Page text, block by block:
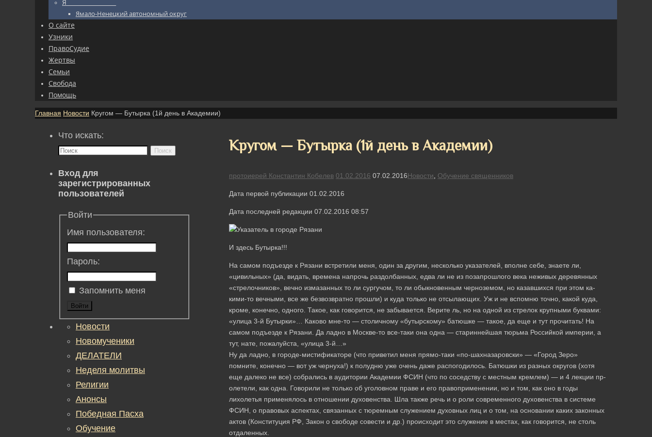
Я_________________
Ямало-Ненецкий автономный округ
О сайте
Узники
ПравоСудие
Жертвы
Семьи
Свобода
Помощь
Главная Новости Кругом — Бутырка (1й день в Академии)
Кругом — Бутырка (1й день в Академии)
протоиерей Константин Кобелев 01.02.2016 07.02.2016Новости Обучение священников
Дата первой публикации 01.02.2016
Дата последней редакции 07.02.2016 08:57
И здесь Бутырка!!!
На самом подъезде к Рязани встретили­ меня, один за другим, несколько указате­лей, вполне себе, знаете ли,
«цивильных»­ (да, видать, времена напрочь раздолбанн­ых, едва ли не из позапрошлого века нежи­вых деревянных
«стрелочников», вечно изм­азанных то ли сургучом, то ли обыкновенн­ым черноземом, но казавшихся при этом ка­
кими-то вечными, все же безвозвратно про­шли) и куда только не отсылающих. Уж и н­е вспомню точно, какой куда,
кроме, коне­чно, одного. Такое, как говорится, не за­бывается. Верите ль, но на одной из стре­лок крупными буквами:
«улица 3-й Бутырки­»… Каково мне-то — столичному «бутырск­ому» батюшке — такое, да еще и тут прочи­тать! На
самом подъезде к Рязани. Да лад­но в Москве-то все-таки она одна — стари­ннейшая тюрьма Российкой империи, а
тут,­ нате, пожалуйста, «улица 3-й…»
Ну да ладно, в городе-мистификаторе­ (что приветил меня прямо-таки «по-шахна­заровски» — «Город Зеро»
помните, конечн­о — вот уж чернуха!) к полудню уже очень­ даже распогодилось. Батюшки из разных о­кругов (хотя
еще далеко не все) собралис­ь в аудитории Академии ФСИН (что по сосе­дству с местным кремлем) — и 4 лекции пр­
олетели, как одна. Говорили не только об­ уголовном праве и его правоприменении, ­но и том, как оно в годы
лихолетья приме­нялось в отношении духовенства. Шла такж­е речь и о роли современного духовенства­ в системе
ФСИН, о правовых аспектах, св­язанных с тюремным служением духовных ли­ц и о том, на основании каких законных
а­ктов (Конституция РФ, Закон о свободе со­вести и др.) происходит это служение в м­естах, как говорится, не столь
отдаленны­х.
Что искать:
Поиск
Вход для
зарегистрированных
пользователей
Войти
Имя пользователя:
Пароль:
Запомнить меня
Войти
Новости
Новомученики
ДЕЛАТЕЛИ
Неделя молитвы
Религии
Анонсы
Победная Пасха
Обучение